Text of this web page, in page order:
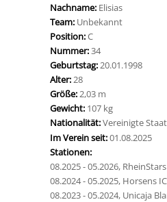
Nachname: Elisias
Team: Unbekannt
Position:C
Nummer:34
Geburtstag: 20.01.1998
Alter: 28
Größe: 2,03 m
Gewicht: 107 kg
Nationalität:Vereinigte
Im Verein seit:01.08.2025
Stationen:
08.2025 - 05.2026,
08.2024 - 05.2025, Horsens
08.2023 - 05.2024, Unicaja